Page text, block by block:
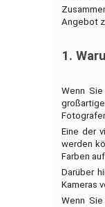
Angebot
1.
Wenn
Eine der
werden
Farben
Darüber
Kameras
Wenn